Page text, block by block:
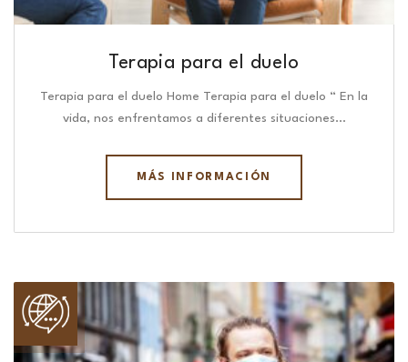
Terapia para el duelo
Terapia para el duelo Home Terapia para el duelo “ En la
vida, nos enfrentamos a diferentes situaciones…
MÁS INFORMACIÓN